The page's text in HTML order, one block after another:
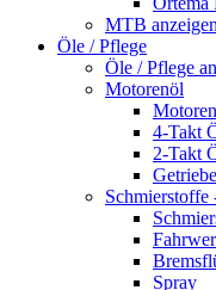
MTB anzeigen
Öle / Pflege
Öle / Pflege
Motorenöl
4-Takt
2-Takt
Schmierstoffe
Spray